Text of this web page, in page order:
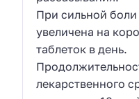
При сильной
увеличена на
таблеток в день.
лекарственного